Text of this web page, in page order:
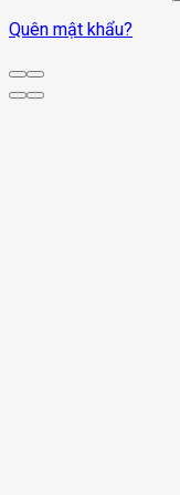
Quên mật khẩu?